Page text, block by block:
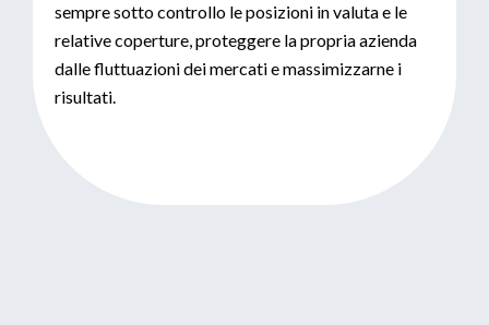
sempre sotto controllo le posizioni in valuta e le
relative coperture, proteggere la propria azienda
dalle fluttuazioni dei mercati e massimizzarne i
risultati.